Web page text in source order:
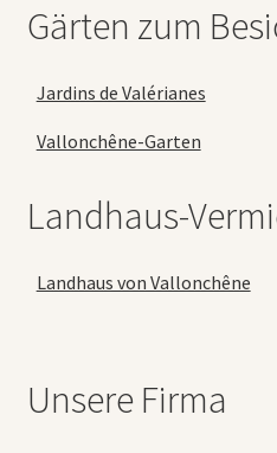
Gärten zum
Jardins de Valérianes
Vallonchêne-Garten
Landhaus-
Landhaus von Vallonchêne
Unsere Firma